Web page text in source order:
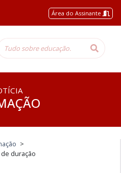
Área do Assinante
>
duração